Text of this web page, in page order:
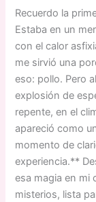
Recuerdo la
Estaba en un
con el calor
me sirvió una
eso: pollo. Pero
explosión de
repente, en el
apareció como
momento de
experiencia.**
esa magia en mi
misterios, lista